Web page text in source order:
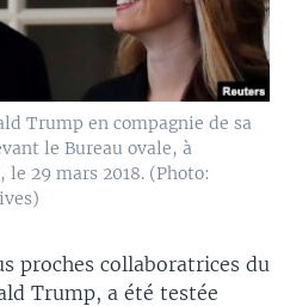
Trump en compagnie de sa
le Bureau ovale, à
29 mars 2018. (Photo:
proches collaboratrices du
Trump, a été testée